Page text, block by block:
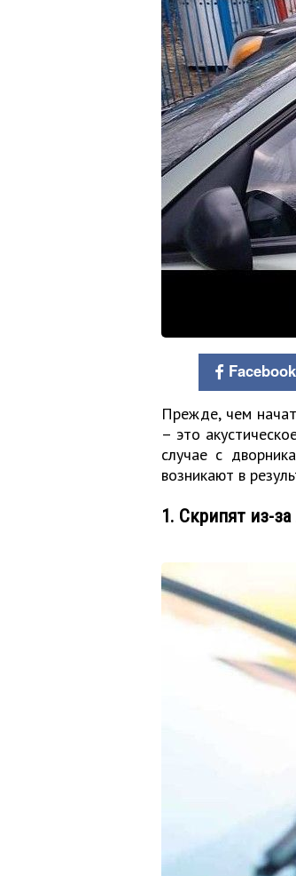
Facebook
Прежде, чем
– это
случае с
возникают в
1. Скрипят из-